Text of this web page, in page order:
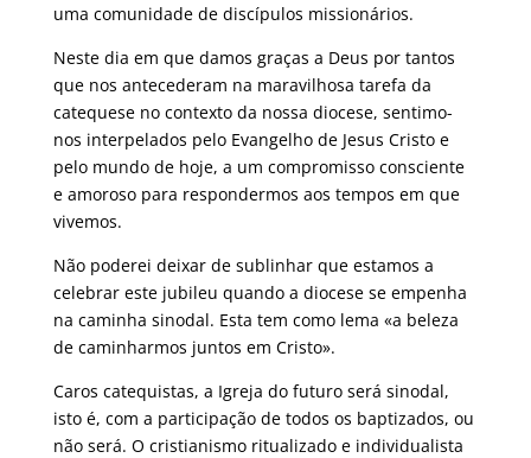
uma comunidade de discípulos missionários.
Neste dia em que damos graças a Deus por tantos
que nos antecederam na maravilhosa tarefa da
catequese no contexto da nossa diocese, sentimo-
nos interpelados pelo Evangelho de Jesus Cristo e
pelo mundo de hoje, a um compromisso consciente
e amoroso para respondermos aos tempos em que
vivemos.
Não poderei deixar de sublinhar que estamos a
celebrar este jubileu quando a diocese se empenha
na caminha sinodal. Esta tem como lema «a beleza
de caminharmos juntos em Cristo».
Caros catequistas, a Igreja do futuro será sinodal,
isto é, com a participação de todos os baptizados, ou
não será. O cristianismo ritualizado e individualista